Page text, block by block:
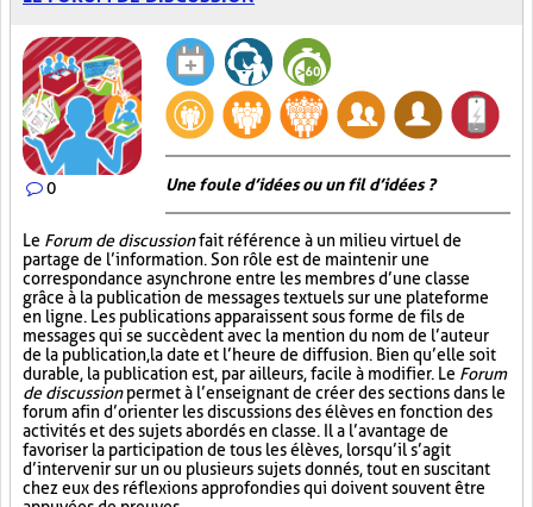
0 Une foule d’idées ou un fil d’idées ?
Le Forum de discussionfait référence à un milieu virtuel de
partage de l’information. Son rôle est de maintenir une
correspondance asynchrone entre les membres d’une classe
grâce à la publication de messages textuels sur une plateforme
en ligne. Les publications apparaissent sous forme de fils de
messages qui se succèdent avec la mention du nom de l’auteur
de la publication, la date et l’heure de diffusion. Bien qu’elle soit
durable, la publication est, par ailleurs, facile à modifier. Le Forum
de discussionpermet à l’enseignant de créer des sections dans le
forum afin d’orienter les discussions des élèves en fonction des
activités et des sujets abordés en classe. Il a l’avantage de
favoriser la participation de tous les élèves, lorsqu’il s’agit
d’intervenir sur un ou plusieurs sujets donnés, tout en suscitant
chez eux des réflexions approfondies qui doivent souvent être